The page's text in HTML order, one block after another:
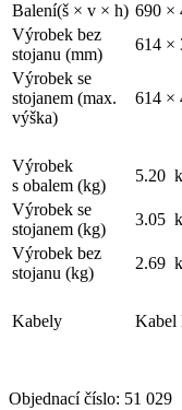
Balení(š × v × h) 690 ×
Výrobek bez
stojanu (mm)
614 ×
Výrobek se
stojanem (max.
výška)
614 ×
Výrobek
s obalem (kg)
5.20
Výrobek se
stojanem (kg)
3.05
Výrobek bez
stojanu (kg)
2.69
Kabely
Kabel
Objednací číslo: 51 029